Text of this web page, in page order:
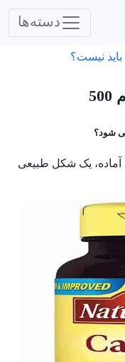
دسته‌ها
نیست؟
رنگ آماده، یک شکل طبیعی